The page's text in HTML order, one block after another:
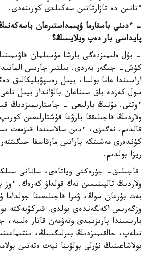
ءتانىن دە تازارتاتىن سەكىلدى كورىنەدى.
- ءدىني باسقارما ۇيىمداستىرعان
پايداسى بار دەپ ويلايسىڭ؟
- بۇل ەلىمىزدەگى بارشا مۇسىلمان
كۇش- جىگەر بەردى. بىلتىر جارىس
اراسىندا عانا بولسا، بيىل رەسپۋبليكالىق
سول كەزدە باق سىناعان بالۋاندار بيىل
ءوتتى. مۇنىڭ بارلىعى - جاستارىمىزدىڭ
ولاردىڭ قاجىلىققا بارۋعا قۇشتارلىعىن
قالدىم. نەگىزى، ءدىن سالاسىندا قىزمەت
كۇندەرى مەشىتكە باراتىن مارقاسقا
ريزا بولدىم.
قاجىلىق- جۇرەكتى وياتادى، سانانى
ولاردىڭ تالپىنىسىن تەك قولداۋ كەرەك. ءوز
بەت بۇرعان سوڭ، ۋمرا قاجىلىعىنا جولداما
وزگەرىس اكەلگەندەي بولدى. قىركۇيەكتە
بارىسىندا پارىزىمدى وتەۋمەن قاتار ەلىمە،
تىلەپ، حالقىمىزدىڭ بىرلىگىنىڭ،
بولاشاعىنىڭ نۇرلى بولۋىنا نيەت ەتەتىن